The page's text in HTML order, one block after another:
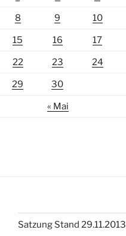
8 9 10
15 16 17
22 23 24
29 30
« Mai
Satzung Stand 29.11.2013